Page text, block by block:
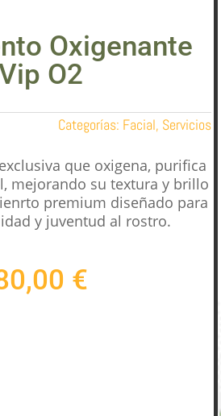
Oxigenante
O2
Categorías: Facial, Servicios
que oxigena, purifica
mejorando su textura y brillo
premium diseñado para
y juventud al rostro.
€